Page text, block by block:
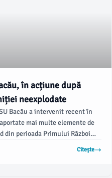
în acțiune după
neexplodate
Bacău a intervenit recent în
mai multe elemente de
din perioada Primului Război
accesibilă, unde accesul
Citește